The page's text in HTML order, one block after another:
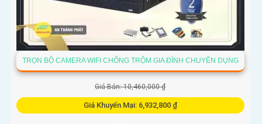
TRỌN BỘ CAMERA WIFI CHỐNG TRỘM GIA ĐÌNH CHUYÊN DỤNG
Giá Bán: 10,460,000 ₫
Giá Khuyến Mại: 6,932,800 ₫